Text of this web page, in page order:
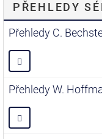
PŘEHLEDY
Přehledy C.
Přehledy W.